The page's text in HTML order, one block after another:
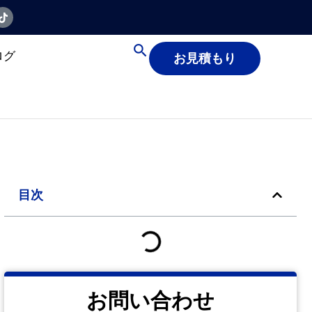
グ お見積もり
目次
お問い合わせ